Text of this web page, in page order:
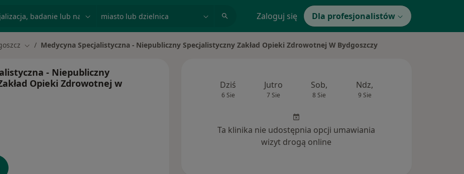
Zaloguj się Dla profesjonalistów
Zmień miasto
Medycyna Specjalistyczna - Niepubliczny Specjalistyczny Zakład Opieki Zdrowotnej W Bydgoszczy
- Niepubliczny
Opieki Zdrowotnej w
Dziś
6 Sie
Jutro
7 Sie
Sob,
8 Sie
Ndz,
9 Sie
Ta klinika nie udostępnia opcji umawiania
wizyt drogą online